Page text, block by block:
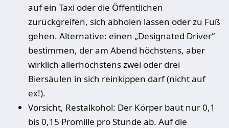
auf ein Taxi oder die Öffentlichen
zurückgreifen, sich abholen lassen oder zu Fuß
gehen. Alternative: einen „Designated Driver“
bestimmen, der am Abend höchstens, aber
wirklich allerhöchstens zwei oder drei
Biersäulen in sich reinkippen darf (nicht auf
ex!).
Vorsicht, Restalkohol: Der Körper baut nur 0,1
bis 0,15 Promille pro Stunde ab. Auf die